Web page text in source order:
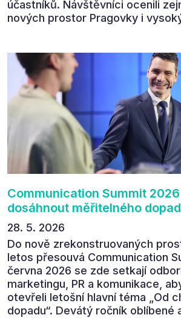
účastníků. Návštěvníci ocenili
nových prostor Pragovky i
zúčastnit i příštího ročníku.
výborný program, hezké
absolutně nejlepší moderátor!!!“
Communication Summit jeden z
své zpětné vazbě. Ta potvrdila,
cítit po celý 9. červen v
tématem „Od chaosu k dopadu“
povedl.
Communication Summit
dosáhnout měřitelného
28. 5. 2026
Do nově zrekonstruovaných
letos přesouvá Communication
června 2026 se zde setkají
marketingu, PR a komunikace,
otevřeli letošní hlavní téma „Od
dopadu“. Devátý ročník oblíbené